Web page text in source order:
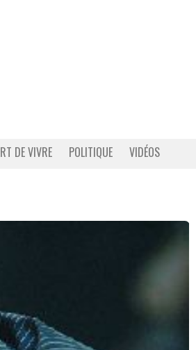
DE VIVRE POLITIQUE VIDÉOS